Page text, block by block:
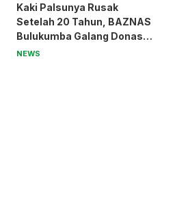
Kaki Palsunya Rusak
Setelah 20 Tahun, BAZNAS
Bulukumba Galang Donasi
untuk Pak Pardi
NEWS